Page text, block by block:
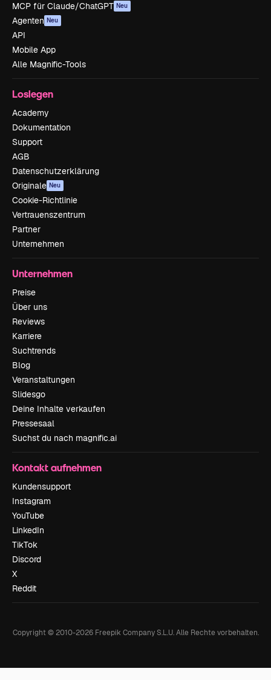
MCP für Claude/ChatGPT Neu
Agenten Neu
API
Mobile App
Alle Magnific-Tools
Loslegen
Academy
Dokumentation
Support
AGB
Datenschutzerklärung
Originale Neu
Cookie-Richtlinie
Vertrauenszentrum
Partner
Unternehmen
Unternehmen
Preise
Über uns
Reviews
Karriere
Suchtrends
Blog
Veranstaltungen
Slidesgo
Deine Inhalte verkaufen
Pressesaal
Suchst du nach magnific.ai
Kontakt aufnehmen
Kundensupport
Instagram
YouTube
LinkedIn
TikTok
Discord
X
Reddit
Copyright © 2010-2026Freepik Company S.L.U. Alle Rechte vorbehalten.